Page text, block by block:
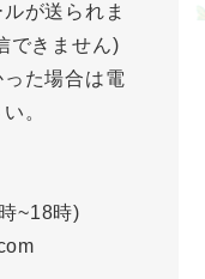
が送られま
できません)
た場合は電
。
~18時)